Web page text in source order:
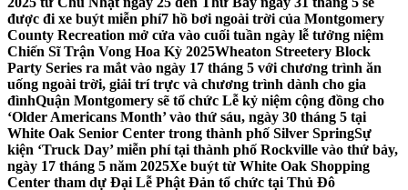
được đi xe buýt miễn phí7 hồ bơi ngoài trời của Montgomery
County Recreation mở cửa vào cuối tuần ngày lễ tưởng niệm
Chiến Sĩ Trận Vong Hoa Kỳ 2025Wheaton Streetery Block
Party Series ra mắt vào ngày 17 tháng 5 với chương trình ăn
uống ngoài trời, giải trí trực và chương trình dành cho gia
đìnhQuận Montgomery sẽ tổ chức Lễ kỷ niệm cộng đồng cho
‘Older Americans Month’ vào thứ sáu, ngày 30 tháng 5 tại
White Oak Senior Center trong thành phố Silver SpringSự
kiện ‘Truck Day’ miễn phí tại thành phố Rockville vào thứ bảy,
ngày 17 tháng 5 năm 2025Xe buýt từ White Oak Shopping
Center tham dự Đại Lễ Phật Đản tổ chức tại Thủ Đô